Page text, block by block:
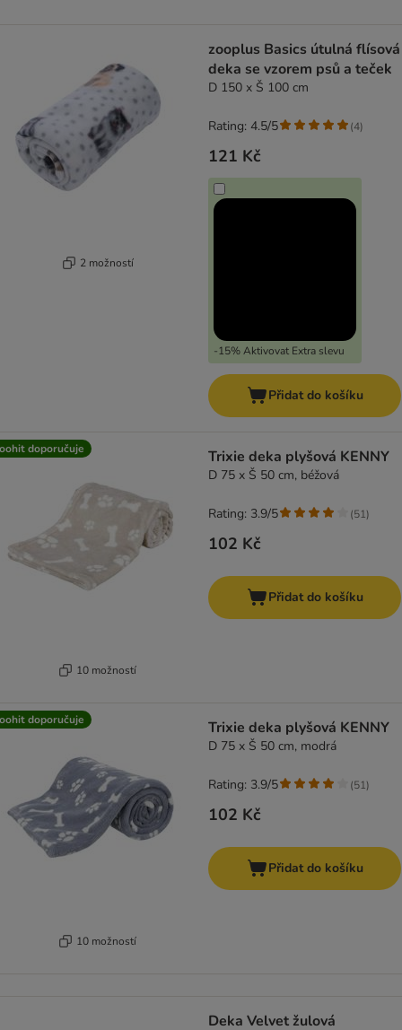
2 možností
zooplus Basics útulná flísová
deka se vzorem psů a teček
D 150 x Š 100 cm
121 Kč
-15% Aktivovat Extra slevu
Rating: 4.5/5 (4)
Přidat do košíku
doporučuje
10 možností
Trixie deka plyšová KENNY
D 75 x Š 50 cm, béžová
102 Kč
Rating: 3.9/5 (51)
Přidat do košíku
doporučuje
10 možností
Trixie deka plyšová KENNY
D 75 x Š 50 cm, modrá
102 Kč
Rating: 3.9/5 (51)
Přidat do košíku
Deka Velvet žulová